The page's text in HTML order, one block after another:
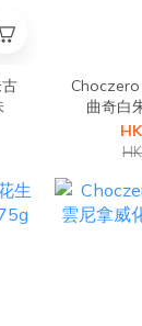
曲奇白